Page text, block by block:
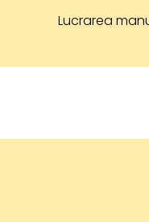
Lucrarea